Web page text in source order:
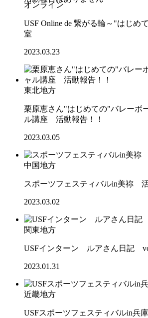
オンライン
USF Online de 繋がる輪～"はじめ
室
2023.03.23
東北地方
栗原恵さん"はじめての"バレーボ
ル講座 活動報告！！
2023.03.05
中国地方
スポーツフェスティバルin美祢 活
2023.03.02
関東地方
USFインターン ルアさん日記
2023.01.31
近畿地方
USFスポーツフェスティバルin兵